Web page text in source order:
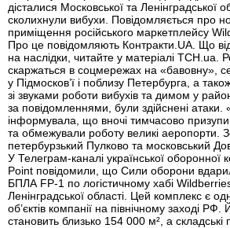
дісталися Московської та Ленінградської
сколихнули вибухи. Повідомляється про
приміщення російського маркетплейсу
Про це повідомляють Контракти.UA. Що
на наслідки, читайте у матеріалі ТСН.ua.
скаржаться в соцмережах на «бавовну»,
у Підмосков’ї і поблизу Петербурга, а
зі звуками роботи вибухів та димом у
за повідомленнями, були здійснені атаки.
інформувала, що вночі тимчасово
та обмежували роботу великі аеропорти.
петербурзький Пулково та московський
У Телеграм-каналі української оборонної
Point повідомили, що Сили оборони
БПЛА FP-1 по логістичному хабі
Ленінградської області. Цей комплекс є
об’єктів компанії на північному заході
становить близько 154 000 м², а складські